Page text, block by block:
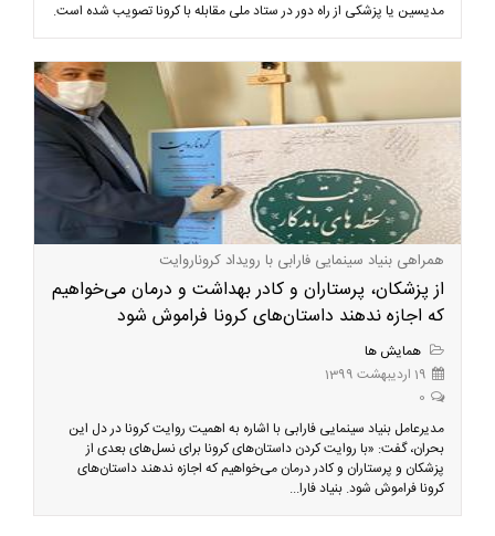
مدیسین یا پزشکی از راه دور در ستاد ملی مقابله با کرونا تصویب شده است.
همراهی بنیاد سینمایی فارابی با رویداد کروناروایت
از پزشکان، پرستاران و کادر بهداشت و درمان می‌خواهیم
که اجازه ندهند داستان‌های کرونا فراموش شود
همایش ها
19 اردیبهشت 1399
0
مدیرعامل بنیاد سینمایی فارابی با اشاره به اهمیت روایت کرونا در دل این
بحران، گفت: «با روایت کردن داستان‌های کرونا برای نسل‌های بعدی از
پزشکان و پرستاران و کادر درمان می‌خواهیم که اجازه ندهند داستان‌های
کرونا فراموش شود. بنیاد فارا...